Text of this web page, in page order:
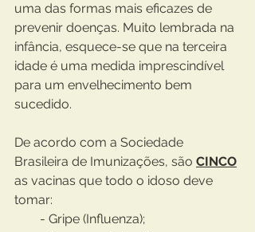
uma das formas mais eficazes de
prevenir doenças. Muito lembrada na
infância, esquece-se que na terceira
idade é uma medida imprescindível
para um envelhecimento bem
sucedido.
De acordo com a Sociedade
Brasileira de Imunizações, são CINCO
as vacinas que todo o idoso deve
tomar:
        - Gripe (Influenza);